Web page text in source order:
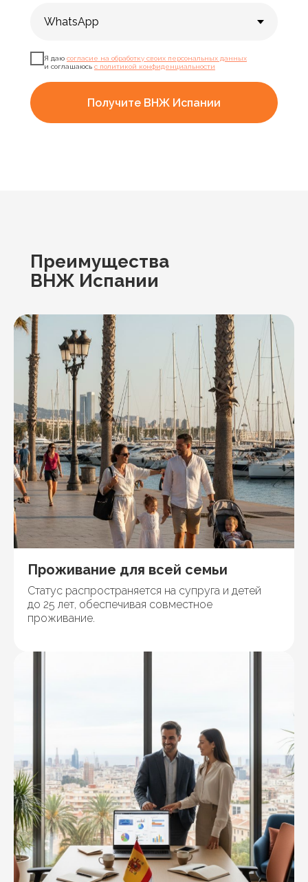
Я даю согласие на обработку своих персональных данных
и соглашаюсь с политикой конфиденциальности
Получите ВНЖ Испании
Преимущества
ВНЖ Испании
Проживание для всей семьи
Статус распространяется на супруга и детей
до 25 лет, обеспечивая совместное
проживание.